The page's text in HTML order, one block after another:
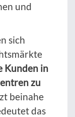
und
sich
Kunden in
zu
beinahe
das